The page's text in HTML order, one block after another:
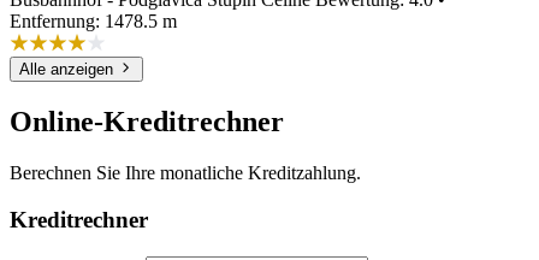
Entfernung: 1478.5 m
Alle anzeigen
Online-Kreditrechner
Berechnen Sie Ihre monatliche Kreditzahlung.
Kreditrechner